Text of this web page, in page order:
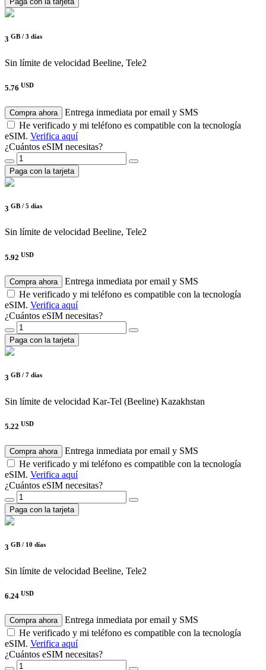
3 GB / 3 días
Sin límite de velocidad Beeline, Tele2
5.76 USD
Compra ahora
Entrega inmediata por email y SMS
He verificado y mi teléfono es compatible con la tecnología
eSIM. Verifica aquí
¿Cuántos eSIM necesitas?
Paga con la tarjeta
3 GB / 5 días
Sin límite de velocidad Beeline, Tele2
5.92 USD
Compra ahora
Entrega inmediata por email y SMS
He verificado y mi teléfono es compatible con la tecnología
eSIM. Verifica aquí
¿Cuántos eSIM necesitas?
Paga con la tarjeta
3 GB / 7 días
Sin límite de velocidad Kar-Tel (Beeline) Kazakhstan
5.22 USD
Compra ahora
Entrega inmediata por email y SMS
He verificado y mi teléfono es compatible con la tecnología
eSIM. Verifica aquí
¿Cuántos eSIM necesitas?
Paga con la tarjeta
3 GB / 10 días
Sin límite de velocidad Beeline, Tele2
6.24 USD
Compra ahora
Entrega inmediata por email y SMS
He verificado y mi teléfono es compatible con la tecnología
eSIM. Verifica aquí
¿Cuántos eSIM necesitas?